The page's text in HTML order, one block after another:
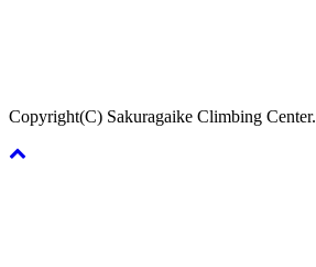
Copyright(C) Sakuragaike Climbing Center.